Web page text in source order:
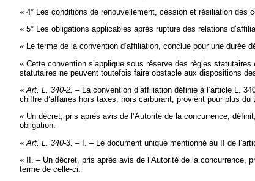
« 4° Les conditions de renouvellement, cession et résiliation des
« 5° Les obligations applicables après rupture des relations
« Le terme de la convention d’affiliation, conclue pour une durée
« Cette convention s’applique sous réserve des règles
statutaires ne peuvent toutefois faire obstacle aux dispositions
«Art. L. 340-2. – La convention d’affiliation définie à l’article L.
chiffre d’affaires hors taxes, hors carburant, provient pour plus
« Un décret, pris après avis de l’Autorité de la concurrence,
obligation.
« Art. L. 340-3. – I. – Le document unique mentionné au II de
« II. – Un décret, pris après avis de l’Autorité de la concurrence,
terme de celle-ci.